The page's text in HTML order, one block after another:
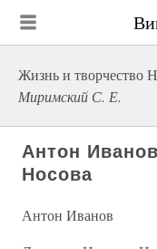
Жизнь и творчество
Миримский С. Е.
Антон
Носова
Антон Иванов